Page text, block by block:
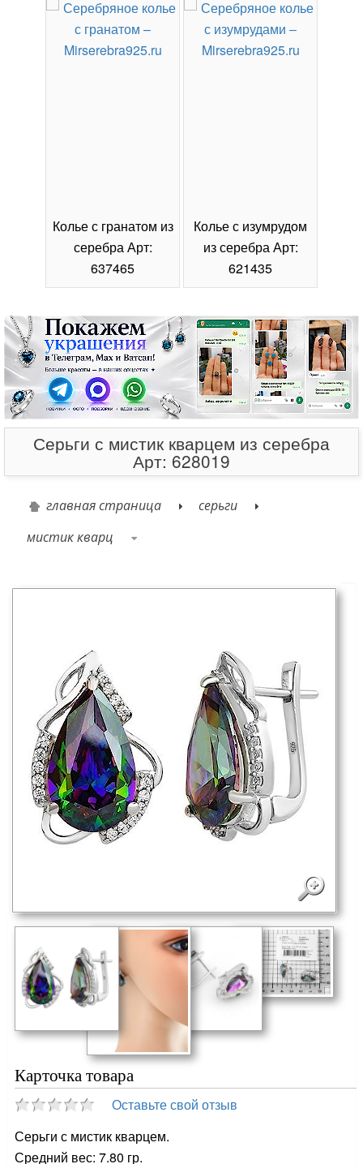
Колье с гранатом из
серебра Арт:
637465
Колье с изумрудом
из серебра Арт:
621435
Серьги с мистик кварцем из серебра
Арт: 628019
главная страница
серьги
мистик кварц
Карточка товара
Оставьте свой отзыв
Серьги с мистик кварцем.
Средний вес: 7.80 гр.